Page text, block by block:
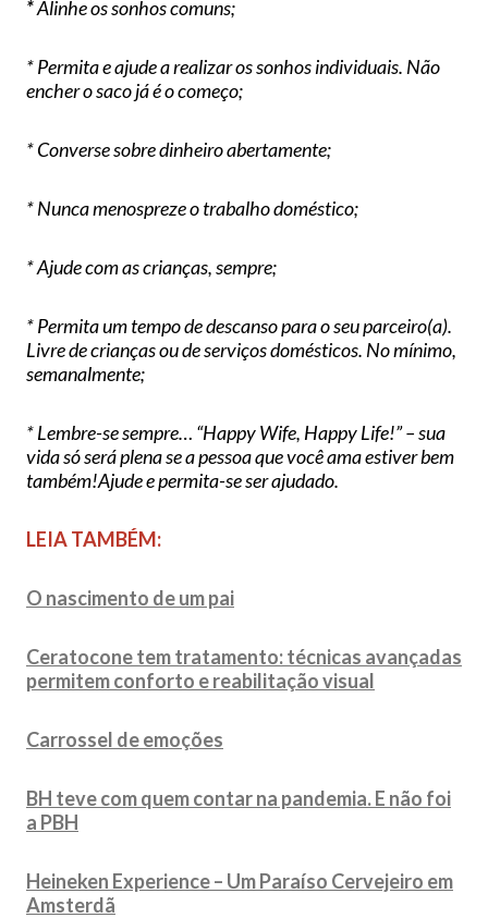
*Alinhe os sonhos comuns;
* Permita e ajude a realizar os sonhos individuais. Não
encher o saco já é o começo;
* Converse sobre dinheiro abertamente;
* Nunca menospreze o trabalho doméstico;
* Ajude com as crianças, sempre;
* Permita um tempo de descanso para o seu parceiro(a).
Livre de crianças ou de serviços domésticos. No mínimo,
semanalmente;
* Lembre-se sempre… “Happy Wife, Happy Life!” – sua
vida só será plena se a pessoa que você ama estiver bem
também!Ajude e permita-se ser ajudado.
LEIA TAMBÉM:
O nascimento de um pai
Ceratocone tem tratamento: técnicas avançadas
permitem conforto e reabilitação visual
Carrossel de emoções
BH teve com quem contar na pandemia. E não foi
a PBH
Heineken Experience – Um Paraíso Cervejeiro em
Amsterdã